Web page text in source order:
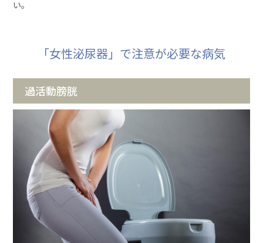
い。
「女性泌尿器」で注意が必要な病気
過活動膀胱